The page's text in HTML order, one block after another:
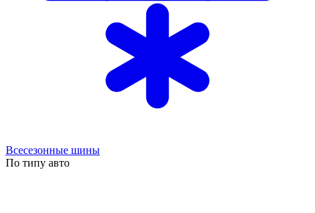
Всесезонные шины
По типу авто